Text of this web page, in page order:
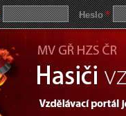
Heslo*